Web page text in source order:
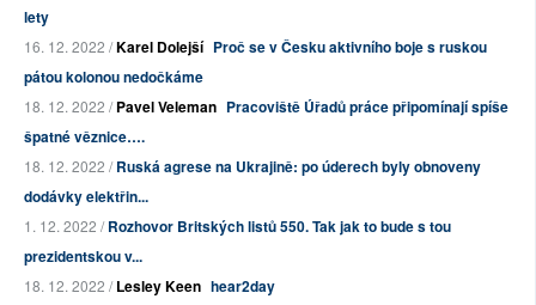
lety
16. 12. 2022 /Karel Dolejší Proč se v Česku aktivního boje s ruskou
pátou kolonou nedočkáme
18. 12. 2022 /Pavel Veleman Pracoviště Úřadů práce připomínají spíše
špatné věznice….
18. 12. 2022 /Ruská agrese na Ukrajině: po úderech byly obnoveny
dodávky elektřin...
1. 12. 2022 /Rozhovor Britských listů 550. Tak jak to bude s tou
prezidentskou v...
18. 12. 2022 /Lesley Keen hear2day